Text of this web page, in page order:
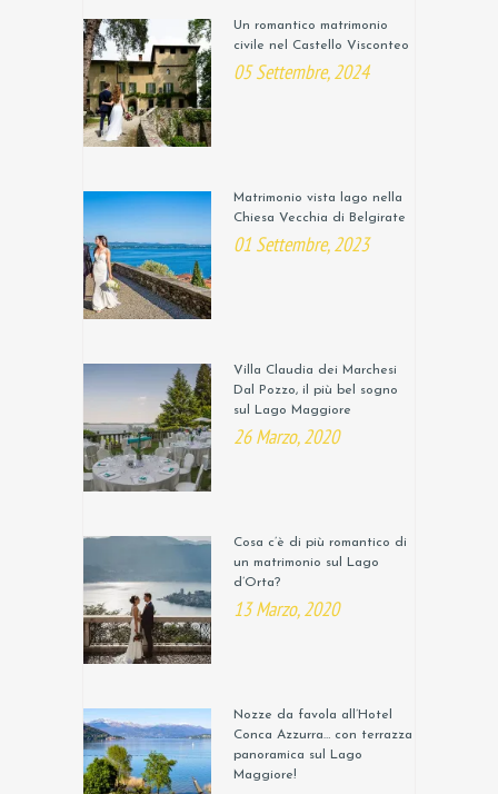
Un romantico matrimonio
civile nel Castello Visconteo
05 Settembre, 2024
Matrimonio vista lago nella
Chiesa Vecchia di Belgirate
01 Settembre, 2023
Villa Claudia dei Marchesi
Dal Pozzo, il più bel sogno
sul Lago Maggiore
26 Marzo, 2020
Cosa c’è di più romantico di
un matrimonio sul Lago
d’Orta?
13 Marzo, 2020
Nozze da favola all’Hotel
Conca Azzurra… con terrazza
panoramica sul Lago
Maggiore!